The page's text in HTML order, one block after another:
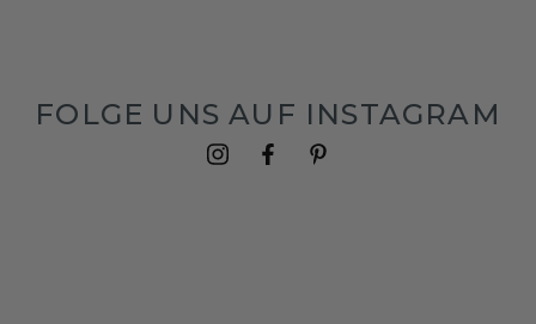
FOLGE UNS AUF INSTAGRAM